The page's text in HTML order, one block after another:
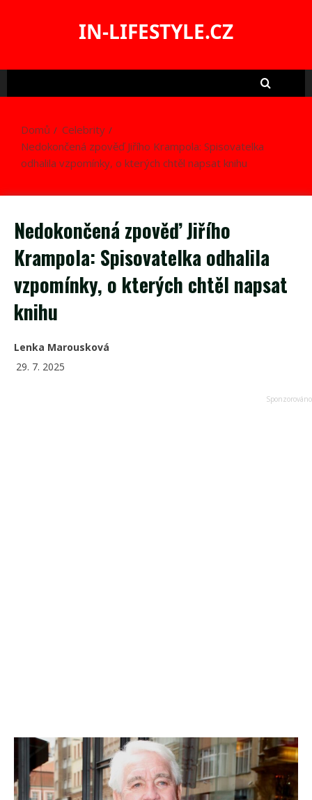
IN-LIFESTYLE.CZ
Domů
Celebrity
Nedokončená zpověď Jiřího Krampola: Spisovatelka
odhalila vzpomínky, o kterých chtěl napsat knihu
Nedokončená zpověď Jiřího
Krampola: Spisovatelka odhalila
vzpomínky, o kterých chtěl napsat
knihu
Lenka Marousková
29. 7. 2025